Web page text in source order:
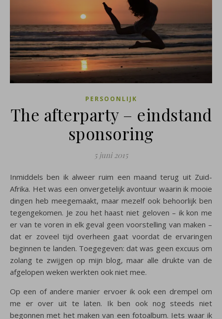
PERSOONLIJK
The afterparty – eindstand
sponsoring
5 juni 2015
Inmiddels ben ik alweer ruim een maand terug uit Zuid-
Afrika. Het was een onvergetelijk avontuur waarin ik mooie
dingen heb meegemaakt, maar mezelf ook behoorlijk ben
tegengekomen. Je zou het haast niet geloven – ik kon me
er van te voren in elk geval geen voorstelling van maken –
dat er zoveel tijd overheen gaat voordat de ervaringen
beginnen te landen. Toegegeven: dat was geen excuus om
zolang te zwijgen op mijn blog, maar alle drukte van de
afgelopen weken werkten ook niet mee.
Op een of andere manier ervoer ik ook een drempel om
me er over uit te laten. Ik ben ook nog steeds niet
begonnen met het maken van een fotoalbum. Iets waar ik